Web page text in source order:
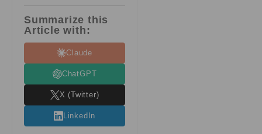
Summarize this
Article with:
Claude
ChatGPT
X (Twitter)
LinkedIn